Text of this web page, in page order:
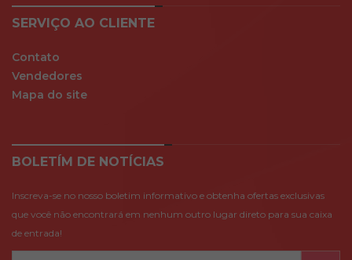
SERVIÇO AO CLIENTE
Contato
Vendedores
Mapa do site
BOLETÍM DE NOTÍCIAS
Inscreva-se no nosso boletim informativo e obtenha ofertas exclusivas
que você não encontrará em nenhum outro lugar direto para sua caixa
de entrada!